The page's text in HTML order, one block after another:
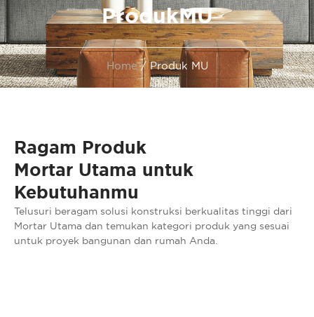
ProdukMU
Home/Produk MU
Ragam Produk
Mortar Utama untuk
Kebutuhanmu
Telusuri beragam solusi konstruksi berkualitas tinggi dari
Mortar Utama dan temukan kategori produk yang sesuai
untuk proyek bangunan dan rumah Anda.